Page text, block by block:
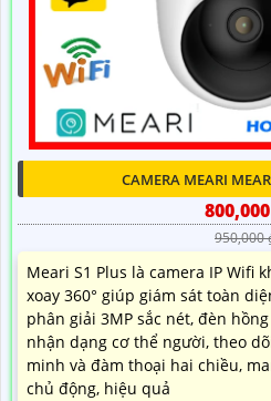
CAMERA MEARI
950,000
Meari S1 Plus là camera IP Wifi
xoay 360° giúp giám sát toàn
phân giải 3MP sắc nét, đèn
nhận dạng cơ thể người, theo
minh và đàm thoại hai chiều,
chủ động, hiệu quả